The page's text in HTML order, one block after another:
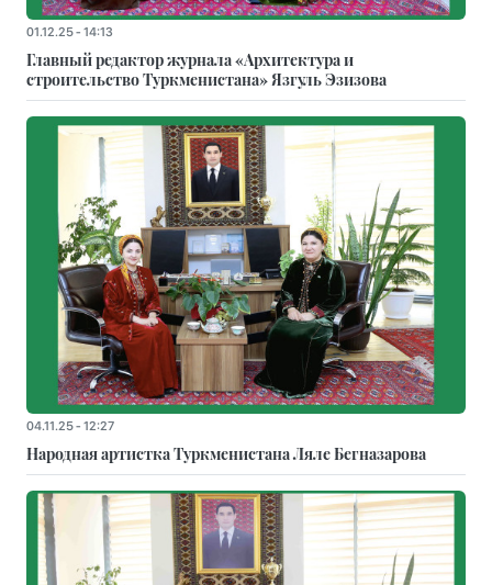
01.12.25 - 14:13
Главный редактор журнала «Архитектура и
строительство Туркменистана» Язгуль Эзизова
04.11.25 - 12:27
Народная артистка Туркменистана Ляле Бегназарова